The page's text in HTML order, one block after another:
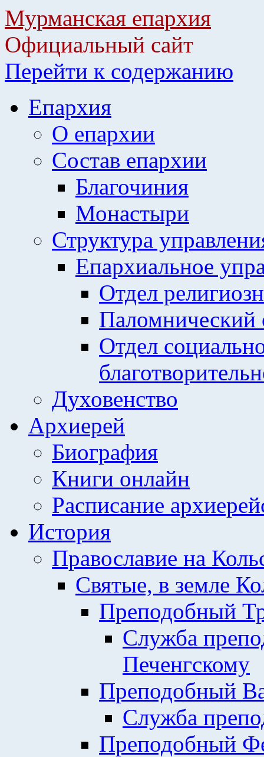
Мурманская епархия
Официальный сайт
Перейти к содержанию
Епархия
О епархии
Состав епархии
Благочиния
Монастыри
Структура
Епархиальное
Отдел
Паломнический
Отдел
Духовенство
Архиерей
Биография
Книги онлайн
Расписание
История
Православие на
Святые, в земле
Преподобный
Служба
Печенгскому
Преподобный
Служба
Преподобный